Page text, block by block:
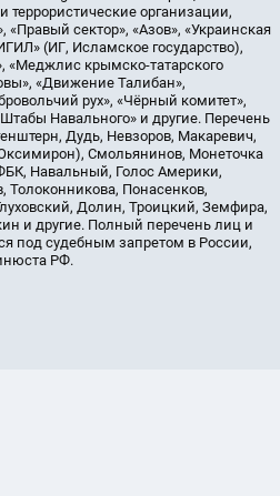
террористические организации,
сектор», «Азов», «Украинская
(ИГ, Исламское государство),
«Меджлис крымско-татарского
«Движение Талибан»,
рух», «Чёрный комитет»,
Навального» и другие. Перечень
Дудь, Невзоров, Макаревич,
Смольянинов, Монеточка
Навальный, Голос Америки,
Понасенков,
Долин, Троицкий, Земфира,
и другие. Полный перечень лиц и
под судебным запретом в России,
РФ.